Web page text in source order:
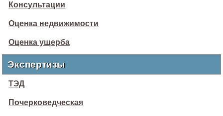
Консультации
Оценка недвижимости
Оценка ущерба
Экспертизы
ТЭД
Почерковедческая